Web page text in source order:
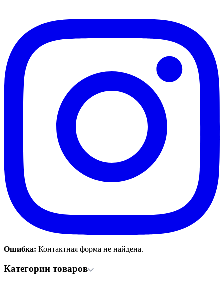
Ошибка: Контактная форма не найдена.
Категории товаров